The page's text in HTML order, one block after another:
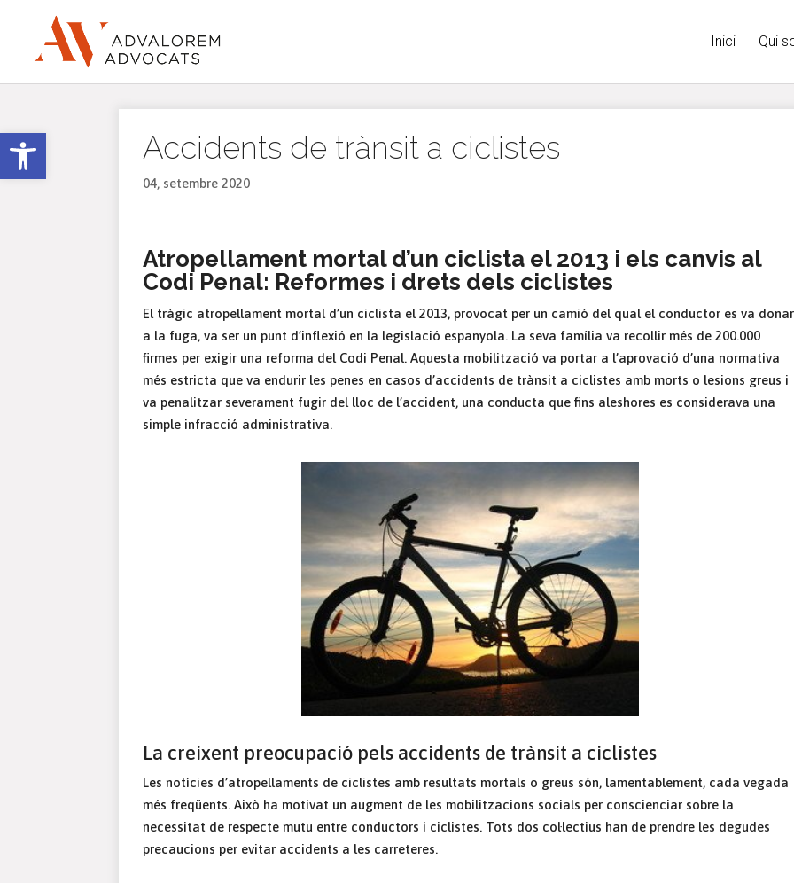
Obre la barra d'eines
Inici Qui
Accidents de trànsit a ciclistes
04, setembre 2020
Atropellament mortal d’un ciclista el 2013 i els canvis al
Codi Penal: Reformes i drets dels ciclistes
El tràgic atropellament mortal d’un ciclista el 2013, provocat per un camió del qual el conductor es va donar
a la fuga, va ser un punt d’inflexió en la legislació espanyola. La seva família va recollir més de 200.000
firmes per exigir una reforma del Codi Penal. Aquesta mobilització va portar a l’aprovació d’una normativa
més estricta que va endurir les penes en casos d’accidents de trànsit a ciclistes amb morts o lesions greus i
va penalitzar severament fugir del lloc de l’accident, una conducta que fins aleshores es considerava una
simple infracció administrativa.
La creixent preocupació pels accidents de trànsit a ciclistes
Les notícies d’atropellaments de ciclistes amb resultats mortals o greus són, lamentablement, cada vegada
més freqüents. Això ha motivat un augment de les mobilitzacions socials per conscienciar sobre la
necessitat de respecte mutu entre conductors i ciclistes. Tots dos col·lectius han de prendre les degudes
precaucions per evitar accidents a les carreteres.